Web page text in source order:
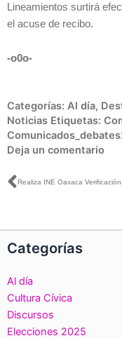
Lineamientos surtirá
el acuse de recibo.
-o0o-
Categorías: Al día,
Noticias Etiquetas:
Deja un comentario
Ant
Categorías
Al día
Cultura Cívica
Discursos
Elecciones 2025